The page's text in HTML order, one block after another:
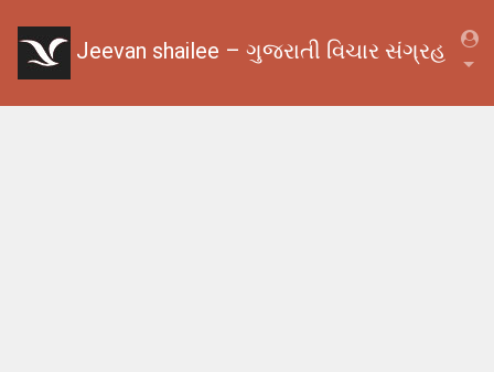
Jeevan shailee – ગુજરાતી વિચાર સંગ્રહ